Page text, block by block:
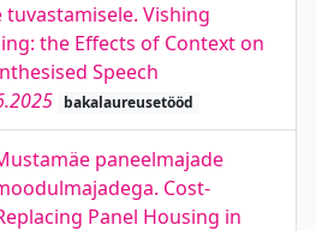
tuvastamisele. Vishing
the Effects of Context on
Speech
bakalaureusetööd
paneelmajade
Cost-
Panel Housing in